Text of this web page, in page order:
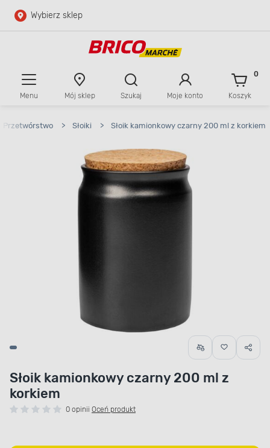
Przejdź do głównej zawartości
Wybierz sklep
Menu Mój sklep Szukaj Moje konto Koszyk
0
Przetwórstwo > Słoiki > Słoik kamionkowy czarny 200 ml z korkiem
Słoik kamionkowy czarny 200 ml z
korkiem
0 opinii Oceń produkt